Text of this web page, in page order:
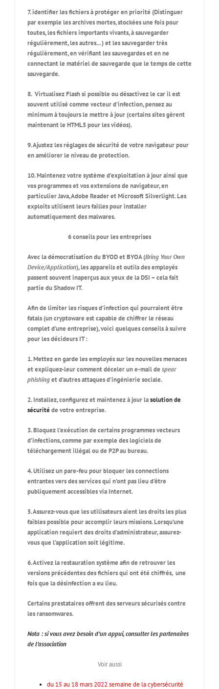
7. identifier les fichiers à protéger en priorité (Distinguer
par exemple les archives mortes, stockées une fois pour
toutes, les fichiers importants vivants, à sauvegarder
régulièrement, les autres…) et les sauvegarder très
régulièrement, en vérifiant les sauvegardes et en ne
connectant le matériel de sauvegarde que le temps de cette
sauvegarde.
8. Virtualisez Flash si possible ou désactivez le car il est
souvent utilisé comme vecteur d’infection, pensez au
minimum à toujours le mettre à jour (certains sites gèrent
maintenant le HTML5 pour les vidéos).
9. Ajustez les réglages de sécurité de votre navigateur pour
en améliorer le niveau de protection.
10. Maintenez votre système d’exploitation à jour ainsi que
vos programmes et vos extensions de navigateur, en
particulier Java, Adobe Reader et Microsoft Silverlight. Les
exploits utilisent leurs failles pour installer
automatiquement des malwares.
6 conseils pour les entreprises
Avec la démocratisation duBYODetBYOA(Bring Your Own
Device/Application), les appareils et outils des employés
passent souvent inaperçus aux yeux de la DSI – cela fait
partie duShadow IT.
Afin de limiter les risques d’infection qui pourraient être
fatals (un cryptoware est capable de chiffrer le réseau
complet d’une entreprise), voici quelques conseils à suivre
pour les décideurs IT :
1. Mettez en garde les employés sur les nouvelles menaces
et expliquez-leur comment déceler un e-mail de spear
phishinget d’autres attaques d’ingénierie sociale.
2. Installez, configurez et maintenez à jour lasolution de
sécuritéde votre entreprise.
3. Bloquez l’exécution de certains programmes vecteurs
d’infections, comme par exemple des logiciels de
téléchargement illégal ou de P2P au bureau.
4. Utilisez un pare-feu pour bloquer les connections
entrantes vers des services qui n’ont pas lieu d’être
publiquement accessibles via Internet.
5. Assurez-vous que les utilisateurs aient les droits les plus
faibles possible pour accomplir leurs missions. Lorsqu’une
application requiert des droits d’administrateur, assurez-
vous que l’application soit légitime.
6. Activez la restauration système afin de retrouver les
versions précédentes des fichiers qui ont été chiffrés, une
fois que la désinfection a eu lieu.
Certains prestataires offrent des serveurs sécurisés contre
les ransomwares.
Nota : si vous avez besoin d’un appui, consulter les partenaires
de l’association
Voir aussi
du 15 au 18 mars 2022 semaine de la cybersécurité